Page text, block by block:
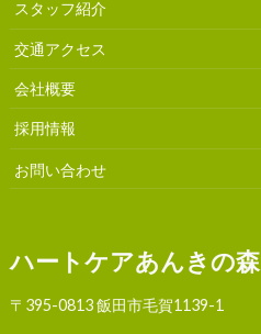
スタッフ紹介
交通アクセス
会社概要
採用情報
お問い合わせ
ハートケアあんきの森
〒395-0813 飯田市毛賀1139-1